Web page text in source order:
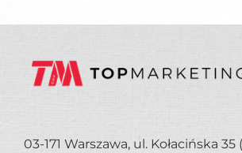
03-171 Warszawa, ul. Kołacińska